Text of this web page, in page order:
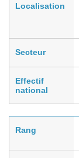
Localisation
Secteur
Effectif
national
Rang